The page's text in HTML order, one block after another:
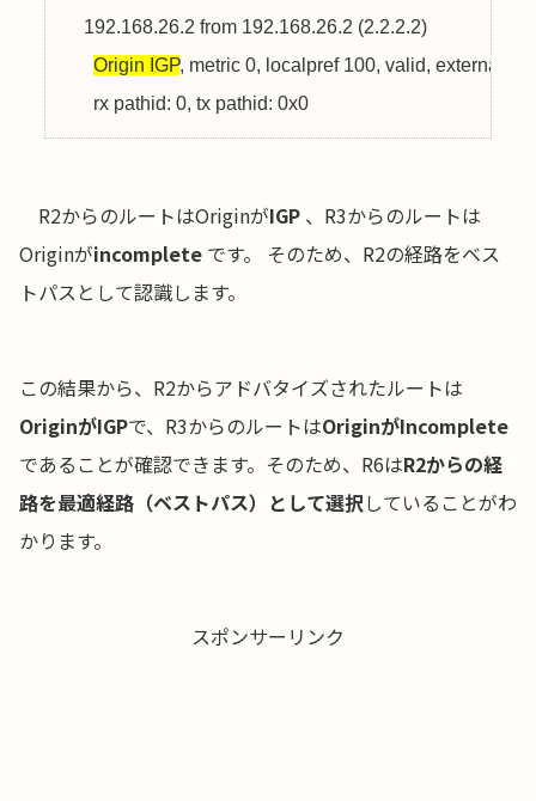
    192.168.26.2 from 192.168.26.2 (2.2.2.2)
Origin IGP, metric 0, localpref 100, valid, external,
      rx pathid: 0, tx pathid: 0x0
R2からのルートはOriginがIGP 、R3からのルートは
Originがincomplete です。 そのため、R2の経路をベス
トパスとして認識します。
この結果から、R2からアドバタイズされたルートは
OriginがIGPで、R3からのルートはOriginがIncomplete
であることが確認できます。そのため、R6はR2からの経
路を最適経路（ベストパス）として選択していることがわ
かります。
スポンサーリンク